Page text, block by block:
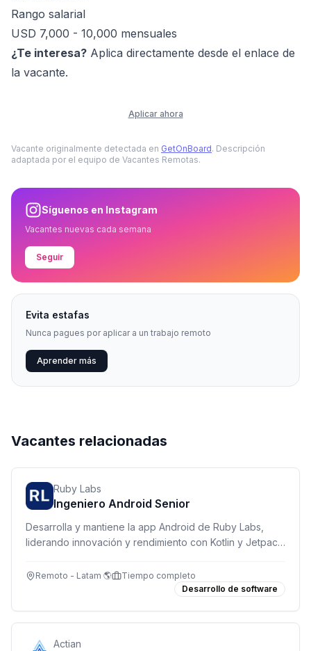
Rango salarial
USD 7,000 - 10,000 mensuales
¿Te interesa? Aplica directamente desde el enlace de
la vacante.
Aplicar ahora
Vacante originalmente detectada en GetOnBoard. Descripción
adaptada por el equipo de Vacantes Remotas.
Síguenos en Instagram
Vacantes nuevas cada semana
Seguir
Evita estafas
Nunca pagues por aplicar a un trabajo remoto
Aprender más
Vacantes relacionadas
Ruby Labs
Ingeniero Android Senior
Desarrolla y mantiene la app Android de Ruby Labs,
liderando innovación y rendimiento con Kotlin y Jetpack
Remoto - Latam 🌎
Tiempo completo
Desarrollo de software
Actian